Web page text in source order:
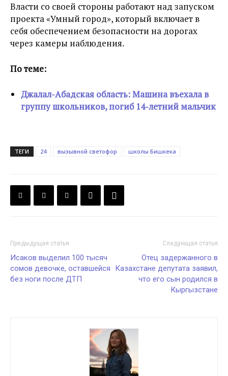
Власти со своей стороны работают над запуском
проекта «Умный город», который включает в
себя обеспечением безопасности на дорогах
через камеры наблюдения.
По теме:
Джалал-Абадская область: Машина въехала в
группу школьников, погиб 14-летний мальчик
ТЕГИ 24 вызывной светофор школы Бишкека
Предыдущая статья
Исаков выделил 100 тысяч
сомов девочке, оставшейся
без ноги после ДТП
Следующая статья
Отец задержанного в
Казахстане депутата заявил,
что его сын родился в
Кыргызстане